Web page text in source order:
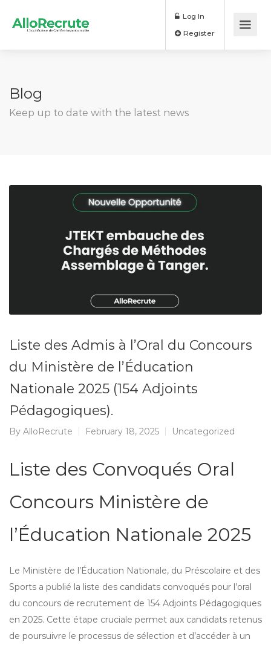
Log In
Blog
Keep up to date with the latest news
Liste des Admis à l’Oral du Concours
du Ministère de l’Éducation
Nationale 2025 (154 Adjoints
Pédagogiques).
By AlloRecrute February 18, 2025 Uncategorized
Liste des Convoqués Oral
Concours Ministère de
l’Éducation Nationale 2025
Le Ministère de l’Éducation Nationale, du Préscolaire et des
Sports a publié la liste des candidats convoqués pour l’oral
du concours de recrutement de 154 Adjoints Pédagogiques
en 2025. Cette étape cruciale permet aux candidats retenus
de poursuivre le processus de sélection et d’accéder à un